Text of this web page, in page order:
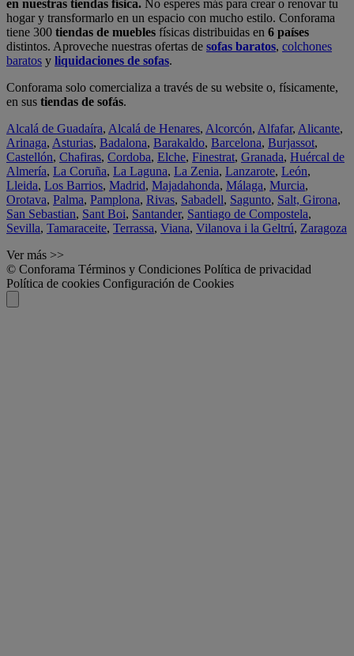
en nuestras tiendas física. No esperes más para crear o renovar tu
hogar y transformarlo en un espacio con mucho estilo. Conforama
tiene 300 tiendas de muebles físicas distribuidas en 6 países
distintos. Aproveche nuestras ofertas de sofas baratos, colchones
baratos y liquidaciones de sofas.
Conforama solo comercializa a través de su website o, físicamente,
en sus tiendas de sofás.
Alcalá de Guadaíra, Alcalá de Henares, Alcorcón, Alfafar, Alicante,
Arinaga, Asturias, Badalona, Barakaldo, Barcelona, Burjassot,
Castellón, Chafiras, Cordoba, Elche, Finestrat, Granada, Huércal de
Almería, La Coruña, La Laguna, La Zenia, Lanzarote, León,
Lleida, Los Barrios, Madrid, Majadahonda, Málaga, Murcia,
Orotava, Palma, Pamplona, Rivas, Sabadell, Sagunto, Salt, Girona,
San Sebastian, Sant Boi, Santander, Santiago de Compostela,
Sevilla, Tamaraceite, Terrassa, Viana, Vilanova i la Geltrú, Zaragoza
Ver más >>
© Conforama Términos y Condiciones Política de privacidad
Política de cookies Configuración de Cookies